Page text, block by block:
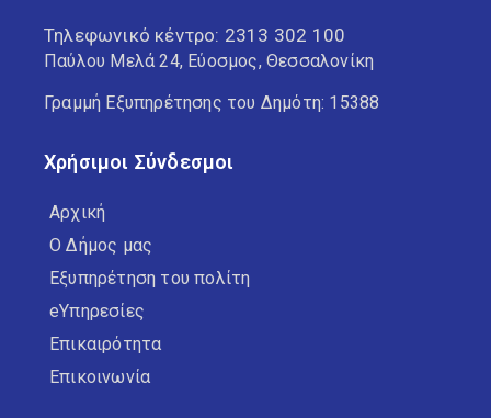
Τηλεφωνικό κέντρο: 2313 302 100
Παύλου Μελά 24, Εύοσμος, Θεσσαλονίκη
Γραμμή Εξυπηρέτησης του Δημότη: 15388
Χρήσιμοι Σύνδεσμοι
Αρχική
Ο Δήμος μας
Εξυπηρέτηση του πολίτη
eΥπηρεσίες
Επικαιρότητα
Επικοινωνία